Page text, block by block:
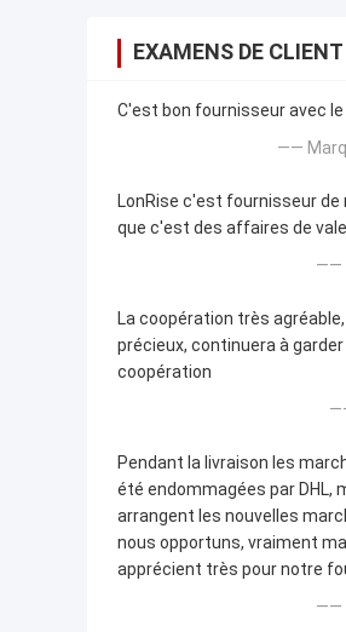
EXAMENS DE CLIENT
C'est bon fournisseur avec le
——
LonRise c'est fournisseur
que c'est des affaires de
——
La coopération très
précieux, continuera à garder
coopération
Pendant la livraison les
été endommagées par DHL,
arrangent les nouvelles
nous opportuns, vraiment
apprécient très pour notre
——